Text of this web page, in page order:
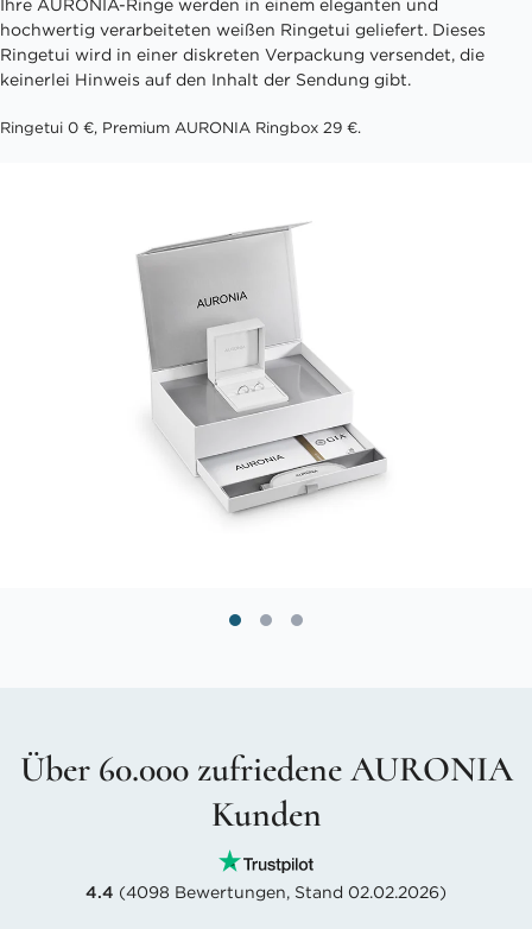
Ihre AURONIA-Ringe werden in einem eleganten und
hochwertig verarbeiteten weißen Ringetui geliefert. Dieses
Ringetui wird in einer diskreten Verpackung versendet, die
keinerlei Hinweis auf den Inhalt der Sendung gibt.
Ringetui 0 €, Premium AURONIA Ringbox 29 €.
Über 60.000 zufriedene AURONIA
Kunden
4.4 (4098 Bewertungen, Stand 02.02.2026)